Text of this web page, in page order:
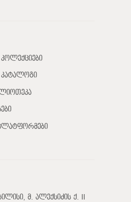
კატალოგი
მ. ალექსიძის ქ. II